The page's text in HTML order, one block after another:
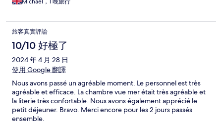
Michael，1 晚旅行
旅客真實評論
10/10 好極了
2024 年 4 月 28 日
使用 Google 翻譯
Nous avons passé un agréable moment. Le personnel est très
agréable et efficace. La chambre vue mer était très agréable et
la literie très confortable. Nous avons également apprécié le
petit déjeuner. Bravo. Merci encore pour les 2 jours passés
ensemble.